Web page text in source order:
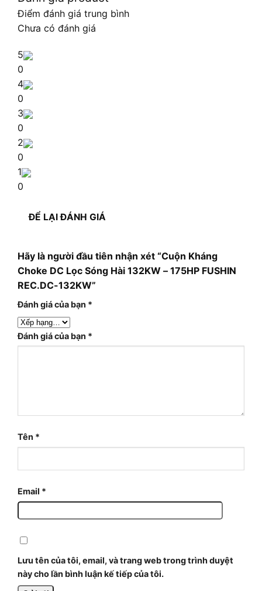
Điểm đánh giá trung bình
Chưa có đánh giá
5
0
4
0
3
0
2
0
1
0
ĐỂ LẠI ĐÁNH GIÁ
Hãy là người đầu tiên nhận xét “Cuộn Kháng
Choke DC Lọc Sóng Hài 132KW – 175HP FUSHIN
REC.DC-132KW”
Đánh giá của bạn *
Đánh giá của bạn *
Tên *
Email *
Lưu tên của tôi, email, và trang web trong trình duyệt
này cho lần bình luận kế tiếp của tôi.